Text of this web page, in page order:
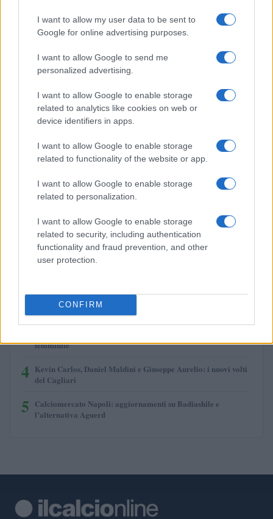
I want to allow my user data to be sent to
Google for online advertising purposes.
I want to allow Google to send me
personalized advertising.
I want to allow Google to enable storage
related to analytics like cookies on web or
device identifiers in apps.
I want to allow Google to enable storage
related to functionality of the website or app.
I want to allow Google to enable storage
related to personalization.
I want to allow Google to enable storage
related to security, including authentication
functionality and fraud prevention, and other
user protection.
CONFIRM
Giulia Dragoni al Chelsea: il trasferimento record del calcio
Ilaria Mauri · 8 Ago 2026
PIÙ LETTI
Calciomercato Atalanta: l’offerta per Kristensen e gli altri
2
Moussa Diaby all’Inter: le sfide del mercato e le strategie
tattiche
3 femminile
4 Kevin Carlos, Daniel Maldini e Giuseppe Aurelio: i nuovi volti
del Cagliari
5 Calciomercato Napoli: aggiornamenti su Badiashile e
l’alternativa Aguerd